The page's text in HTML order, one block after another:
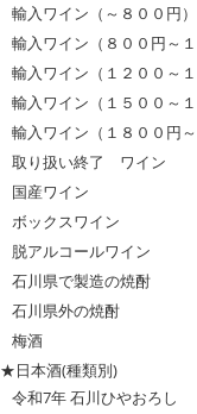
輸入ワイン（～８００円）
輸入ワイン（８００円～１
輸入ワイン（１２００～
輸入ワイン（１５００～１
輸入ワイン（１８００円～
取り扱い終了 ワイン
国産ワイン
ボックスワイン
脱アルコールワイン
石川県で製造の焼酎
石川県外の焼酎
梅酒
★日本酒(種類別)
令和7年 石川ひやおろし